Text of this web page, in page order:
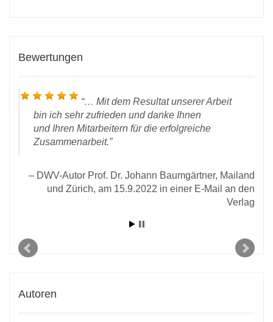
Bewertungen
…Mit dem Resultat unserer Arbeit
bin ich sehr zufrieden und danke Ihnen
und Ihren Mitarbeitern für die erfolgreiche
Zusammenarbeit.
DWV-Autor Prof. Dr. Johann Baumgärtner, Mailand
und Zürich, am 15.9.2022 in einer E-Mail an den
Verlag
Autoren